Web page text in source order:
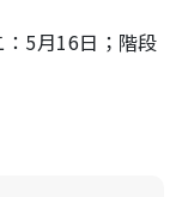
5月16日；階段